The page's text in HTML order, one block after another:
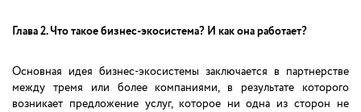
Глава 2. Что такое бизнес-экосистема? И как она работает?
Основная идея бизнес-экосистемы заключается в партнерстве
между тремя или более компаниями, в результате которого
возникает предложение услуг, которое ни одна из сторон не